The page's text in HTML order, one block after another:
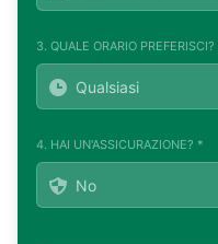
3. QUALE ORARIO PREFERISCI?
4. HAI UN'ASSICURAZIONE? *